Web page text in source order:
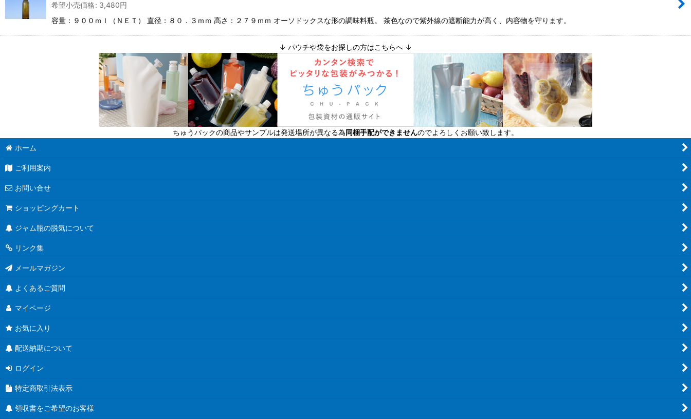
希望小売価格: 3,480円
容量：９００ｍｌ（ＮＥＴ） 直径：８０．３ｍｍ 高さ：２７９ｍｍ オーソドックスな形の調味料瓶。 茶色なので紫外線の遮断能力が高く、内容物を守ります。
↓ パウチや袋をお探しの方はこちらへ ↓
ちゅうパックの商品やサンプルは発送場所が異なる為同梱手配ができませんのでよろしくお願い致します。
ホーム
ご利用案内
お問い合せ
ショッピングカート
ジャム瓶の脱気について
リンク集
メールマガジン
よくあるご質問
マイページ
お気に入り
配送納期について
ログイン
特定商取引法表示
領収書をご希望のお客様